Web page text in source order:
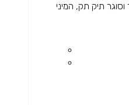
תיק תק, המיני